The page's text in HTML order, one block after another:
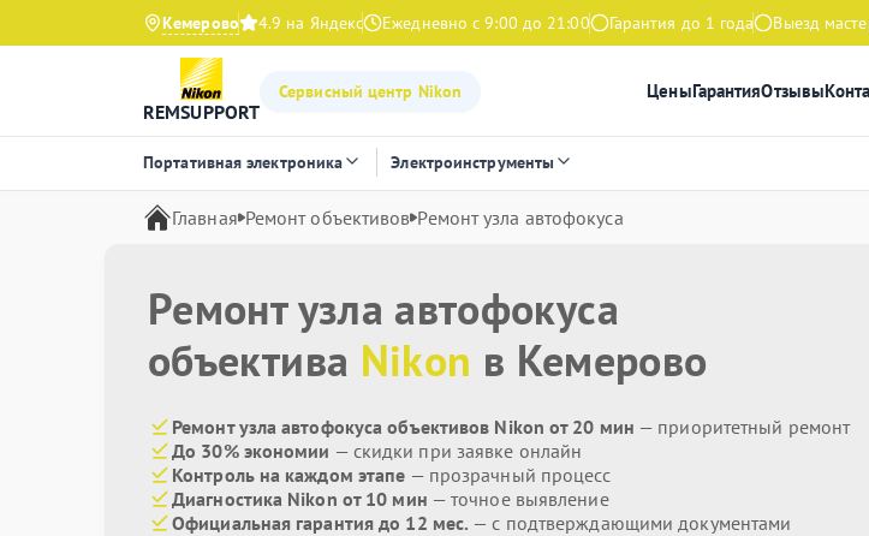
Кемерово 4.9 на Яндекс Ежедневно с 9:00 до 21:00 Гарантия до 1 года Выезд
REMSUPPORT
Сервисный центр Nikon ЦеныГарантияОтзывы
Портативная электроника Электроинструменты
Главная Ремонт объективов Ремонт узла автофокуса
Ремонт узла автофокуса
объектива Nikon в Кемерово
Ремонт узла автофокуса объективов Nikon от 20 мин — приоритетный ремонт
До 30% экономии — скидки при заявке онлайн
Контроль на каждом этапе — прозрачный процесс
Диагностика Nikon от 10 мин — точное выявление
Официальная гарантия до 12 мес. — с подтверждающими документами